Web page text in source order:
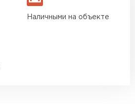
Наличными на объекте